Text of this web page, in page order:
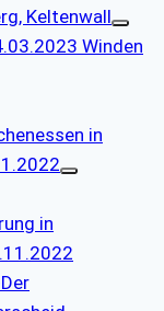
Keltenwall
Winden
in
in